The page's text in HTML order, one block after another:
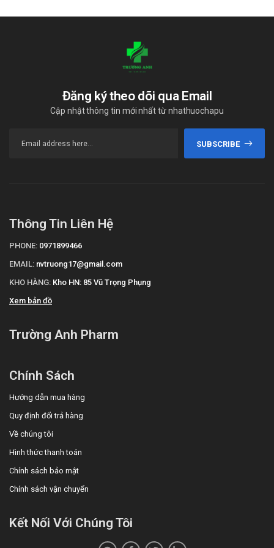
Đăng ký theo dõi qua Email
Cập nhật thông tin mới nhất từ nhathuochapu
SUBSCRIBE
Thông Tin Liên Hệ
PHONE: 0971899466
EMAIL: nvtruong17@gmail.com
KHO HÀNG: Kho HN: 85 Vũ Trọng Phụng
Xem bản đồ
Trường Anh Pharm
Chính Sách
Hướng dẫn mua hàng
Quy định đổi trả hàng
Về chúng tôi
Hình thức thanh toán
Chính sách bảo mật
Chính sách vận chuyển
Kết Nối Với Chúng Tôi